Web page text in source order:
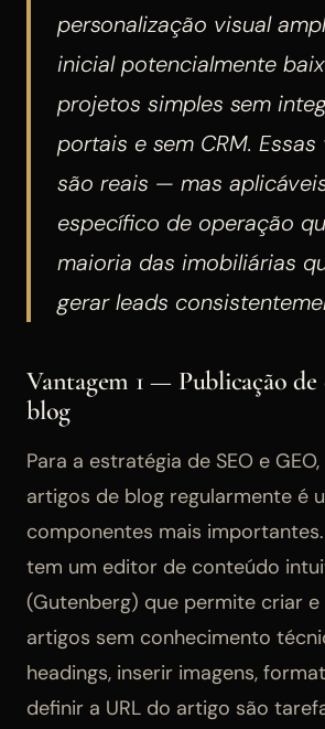
personalização visual
inicial potencialmente
projetos simples sem
portais e sem CRM. Essas
são reais — mas
específico de operação
maioria das imobiliárias
gerar leads
Vantagem 1 — Publicação
blog
Para a estratégia de SEO e
artigos de blog regularmente é
componentes mais
tem um editor de conteúdo
(Gutenberg) que permite criar
artigos sem conhecimento
headings, inserir imagens,
definir a URL do artigo são